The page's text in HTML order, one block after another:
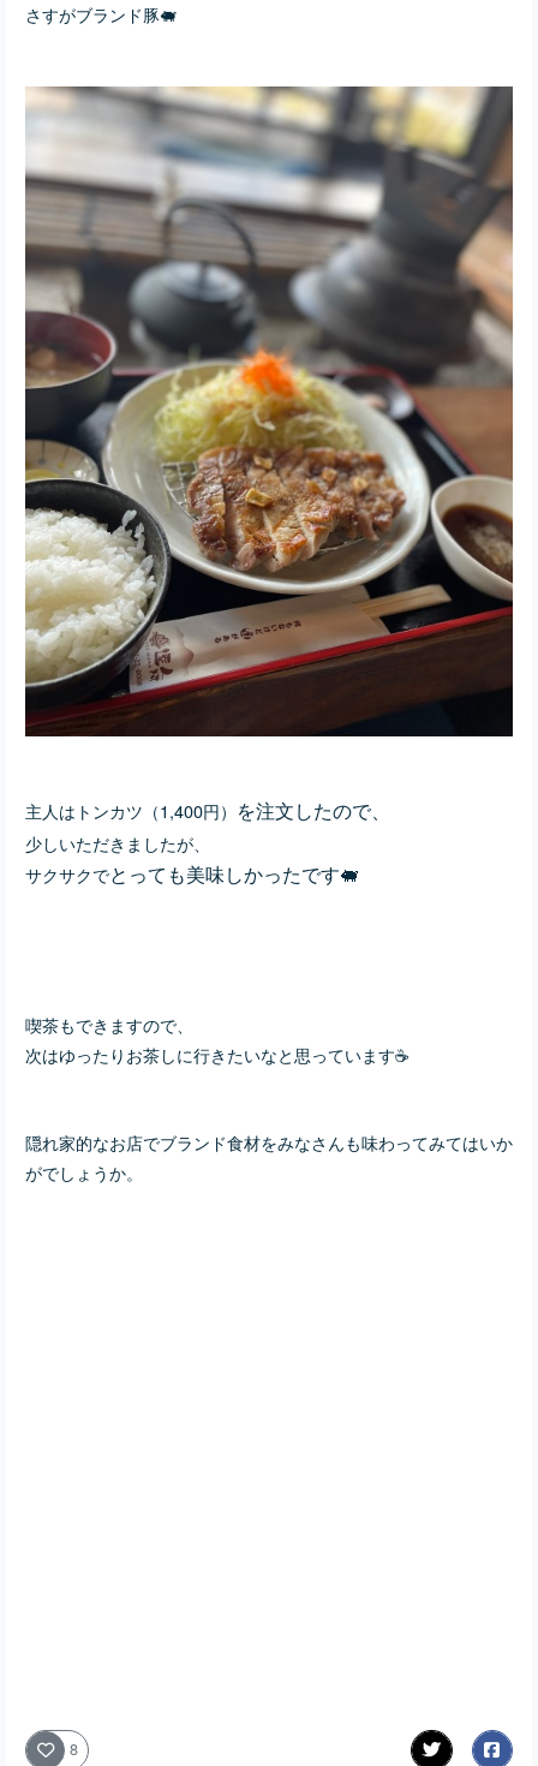
さすがブランド豚🐖
主人はトンカツ（1,400円） を注文したので、
少しいただきましたが、
サクサクでとっても美味しかったです🐖
喫茶もできますので、
次はゆったりお茶しに行きたいなと思っています☕️
隠れ家的なお店でブランド食材をみなさんも味わってみてはいか
がでしょうか。
8